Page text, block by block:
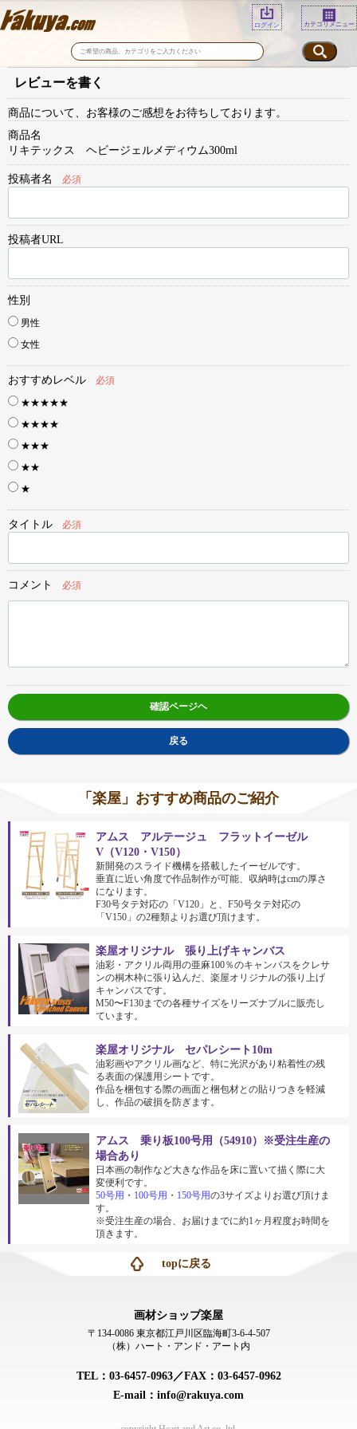
ログイン カテゴリメニュー
レビューを書く
商品について、お客様のご感想をお待ちしております。
商品名
リキテックス ヘビージェルメディウム300ml
投稿者名 必須
投稿者URL
性別
男性
女性
おすすめレベル
必須
★★★★★
★★★★
★★★
★★
★
タイトル 必須
コメント 必須
確認ページヘ
戻る
「楽屋」おすすめ商品のご紹介
アムス アルテージュ フラットイーゼル
V（V120・V150）
新開発のスライド機構を搭載したイーゼルです。
垂直に近い角度で作品制作が可能、収納時はcmの厚さ
になります。
F30号タテ対応の「V120」と、F50号タテ対応の
「V150」の2種類よりお選び頂けます。
楽屋オリジナル 張り上げキャンバス
油彩・アクリル両用の亜麻100％のキャンバスをクレサ
ンの桐木枠に張り込んだ、楽屋オリジナルの張り上げ
キャンバスです。
M50〜F130までの各種サイズをリーズナブルに販売し
ています。
楽屋オリジナル セパレシート10m
油彩画やアクリル画など、特に光沢があり粘着性の残
る表面の保護用シートです。
作品を梱包する際の画面と梱包材との貼りつきを軽減
し、作品の破損を防ぎます。
アムス 乗り板100号用（54910）※受注生産の
場合あり
日本画の制作など大きな作品を床に置いて描く際に大
変便利です。
50号用 ・ 100号用 ・ 150号用の3サイズよりお選び頂けま
す。
※受注生産の場合、お届けまでに約1ヶ月程度お時間を
頂きます。
topに戻る
画材ショップ楽屋
〒134-0086 東京都江戸川区臨海町3-6-4-507
（株）ハート・アンド・アート内
TEL：03-6457-0963／FAX：03-6457-0962
E-mail：info@rakuya.com